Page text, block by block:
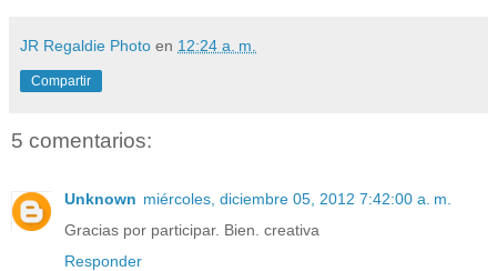
JR Regaldie Photo en 12:24 a. m.
Compartir
5 comentarios:
Unknown miércoles, diciembre 05, 2012 7:42:00 a. m.
Gracias por participar. Bien. creativa
Responder